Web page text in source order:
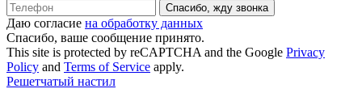
Спасибо, жду звонка
Даю согласие на обработку данных
Спасибо, ваше сообщение принято.
This site is protected by reCAPTCHA and the Google Privacy
Policy and Terms of Service apply.
Решетчатый настил